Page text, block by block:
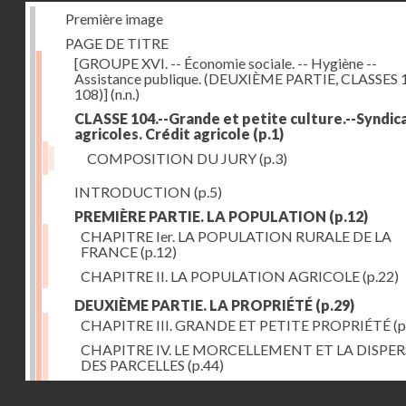
Première image
PAGE DE TITRE
[GROUPE XVI. -- Économie sociale. -- Hygiène --
Assistance publique. (DEUXIÈME PARTIE, CLASSES
108)](n.n.)
CLASSE 104.--Grande et petite culture.--
agricoles. Crédit agricole (p.1)
COMPOSITION DU JURY(p.3)
INTRODUCTION (p.5)
PREMIÈRE PARTIE. LA POPULATION (p.12)
CHAPITRE Ier. LA POPULATION RURALE DE LA
FRANCE(p.12)
CHAPITRE II. LA POPULATION AGRICOLE(p.22)
DEUXIÈME PARTIE. LA PROPRIÉTÉ (p.29)
CHAPITRE III. GRANDE ET PETITE PROPRIÉTÉ
CHAPITRE IV. LE MORCELLEMENT ET LA
DES PARCELLES (p.44)